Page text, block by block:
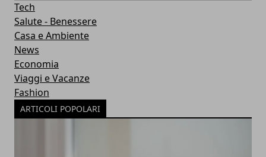
Tech
Salute - Benessere
Casa e Ambiente
News
Economia
Viaggi e Vacanze
Fashion
ARTICOLI POPOLARI